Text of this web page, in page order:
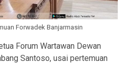
Forwadek Banjarmasin
Forum Wartawan Dewan
Santoso, usai pertemuan